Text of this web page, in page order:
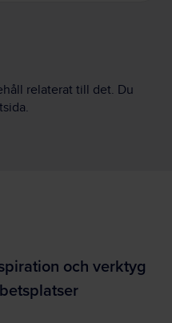
relaterat till det. Du
och verktyg